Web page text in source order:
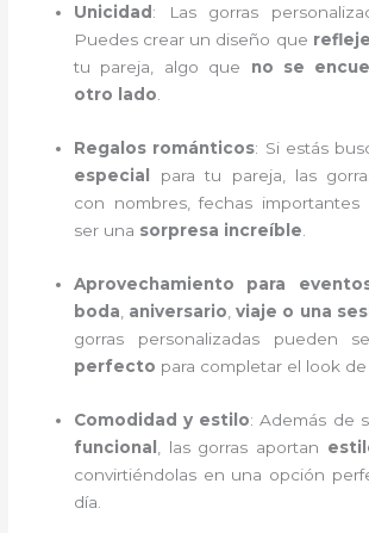
Unicidad : Las gorras
Puedes crear un diseño que
tu pareja, algo que no se
otro lado
Regalos románticos: Si estás
especial
para tu pareja, las
con nombres, fechas importantes
ser una sorpresa increíble
Aprovechamiento para
boda aniversario ,viaje o una
gorras personalizadas pueden
perfecto para completar el look de
Comodidad y estilo: Además de
funcional , las gorras aportan
convirtiéndolas en una opción
día.